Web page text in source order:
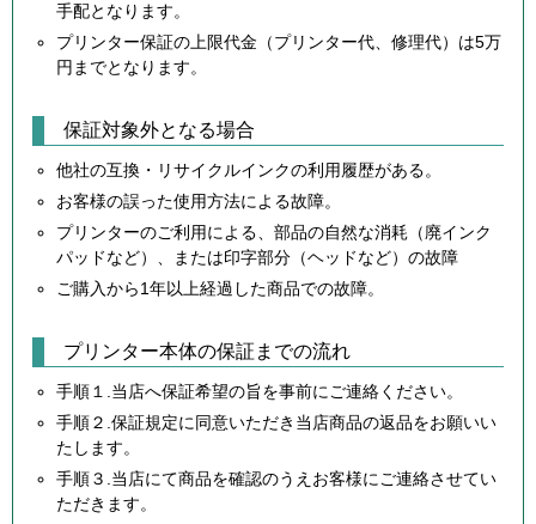
手配となります。
プリンター保証の上限代金（プリンター代、修理代）は5万
円までとなります。
保証対象外となる場合
他社の互換・リサイクルインクの利用履歴がある。
お客様の誤った使用方法による故障。
プリンターのご利用による、部品の自然な消耗（廃インク
パッドなど）、または印字部分（ヘッドなど）の故障
ご購入から1年以上経過した商品での故障。
プリンター本体の保証までの流れ
手順１.当店へ保証希望の旨を事前にご連絡ください。
手順２.保証規定に同意いただき当店商品の返品をお願いい
たします。
手順３.当店にて商品を確認のうえお客様にご連絡させてい
ただきます。